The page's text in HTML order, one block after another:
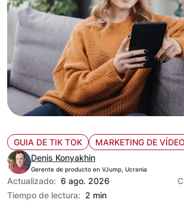
GUIA DE TIK TOK
MARKETING DE
Denis Konyakhin
Gerente de producto en VJump, Ucrania
Actualizado: 6 ago. 2026
Tiempo de lectura: 2 min